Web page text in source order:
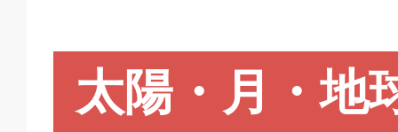
太陽・月・地